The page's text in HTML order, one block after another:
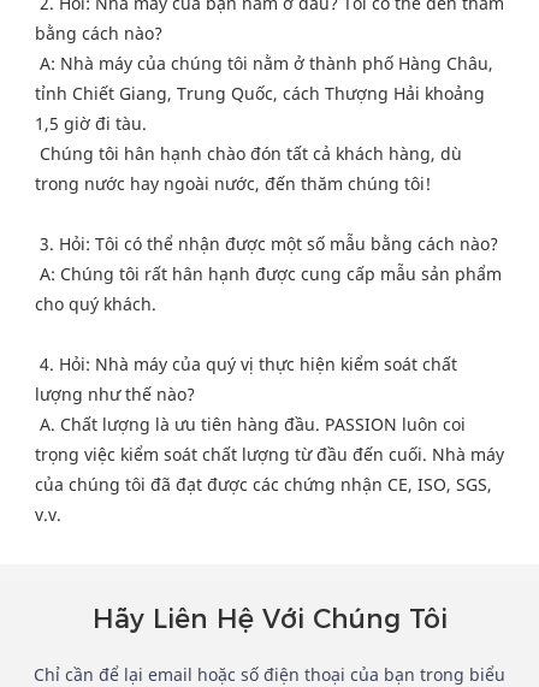
bằng cách nào?
tỉnh Chiết Giang, Trung Quốc, cách Thượng Hải khoảng
1,5 giờ đi tàu.
trong nước hay ngoài nước, đến thăm chúng tôi!
3. Hỏi: Tôi có thể nhận được một số mẫu bằng cách nào?
cho quý khách.
lượng như thế nào?
trọng việc kiểm soát chất lượng từ đầu đến cuối. Nhà máy
của chúng tôi đã đạt được các chứng nhận CE, ISO, SGS,
v.v.
Hãy Liên Hệ Với Chúng Tôi
Chỉ cần để lại email hoặc số điện thoại của bạn trong biểu